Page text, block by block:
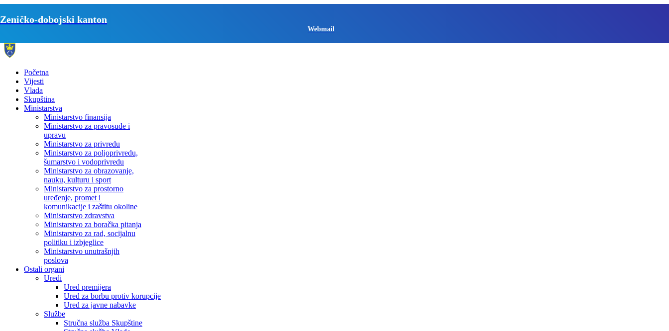
Zeničko-dobojski kanton
Webmail
Početna
Vijesti
Vlada
Skupština
Ministarstva
Ministarstvo finansija
Ministarstvo za pravosuđe i
upravu
Ministarstvo za privredu
Ministarstvo za poljoprivredu,
šumarstvo i vodoprivredu
Ministarstvo za obrazovanje,
nauku, kulturu i sport
Ministarstvo za prostorno
uređenje, promet i
komunikacije i zaštitu okoline
Ministarstvo zdravstva
Ministarstvo za boračka pitanja
Ministarstvo za rad, socijalnu
politiku i izbjeglice
Ministarstvo unutrašnjih
poslova
Ostali organi
Uredi
Ured premijera
Ured za borbu protiv korupcije
Ured za javne nabavke
Službe
Stručna služba Skupštine